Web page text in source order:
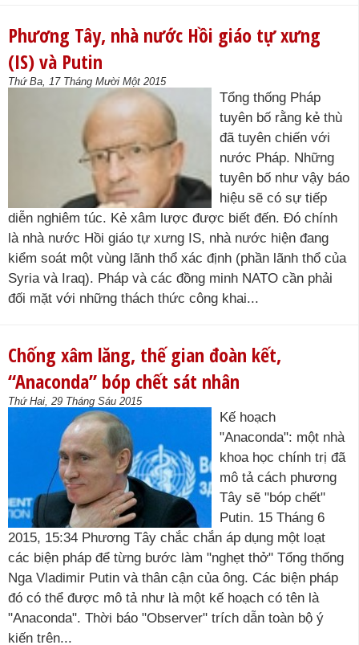
Phương Tây, nhà nước Hồi giáo tự xưng
(IS) và Putin
Thứ Ba, 17 Tháng Mười Một 2015
Tổng thống Pháp
tuyên bố rằng kẻ thù
đã tuyên chiến với
nước Pháp. Những
tuyên bố như vậy báo
hiệu sẽ có sự tiếp
diễn nghiêm túc. Kẻ xâm lược được biết đến. Đó chính
là nhà nước Hồi giáo tự xưng IS, nhà nước hiện đang
kiểm soát một vùng lãnh thổ xác định (phần lãnh thổ của
Syria và Iraq). Pháp và các đồng minh NATO cần phải
đối mặt với những thách thức công khai...
Chống xâm lăng, thế gian đoàn kết,
“Anaconda” bóp chết sát nhân
Thứ Hai, 29 Tháng Sáu 2015
Kế hoạch
"Anaconda": một nhà
khoa học chính trị đã
mô tả cách phương
Tây sẽ "bóp chết"
Putin. 15 Tháng 6
2015, 15:34 Phương Tây chắc chắn áp dụng một loạt
các biện pháp để từng bước làm "nghẹt thở" Tổng thống
Nga Vladimir Putin và thân cận của ông. Các biện pháp
đó có thể được mô tả như là một kế hoạch có tên là
"Anaconda". Thời báo "Observer" trích dẫn toàn bộ ý
kiến ​trên...